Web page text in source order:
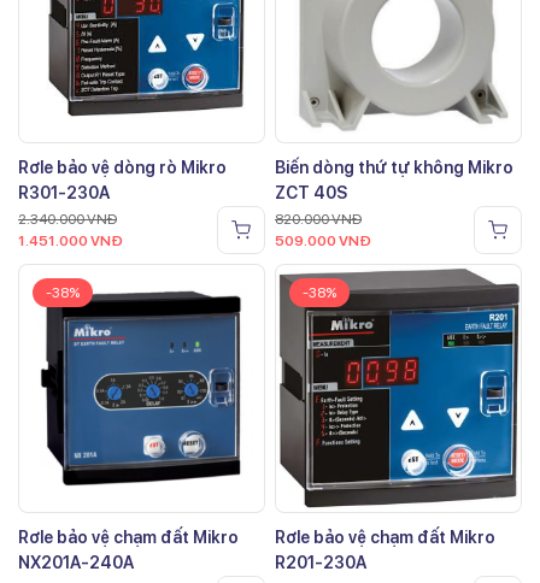
Rơle bảo vệ dòng rò Mikro
R301-230A
2.340.000VNĐ
1.451.000 VNĐ
Biến dòng thứ tự không Mikro
ZCT 40S
820.000VNĐ
509.000 VNĐ
-38%
Rơle bảo vệ chạm đất Mikro
NX201A-240A
-38%
Rơle bảo vệ chạm đất Mikro
R201-230A